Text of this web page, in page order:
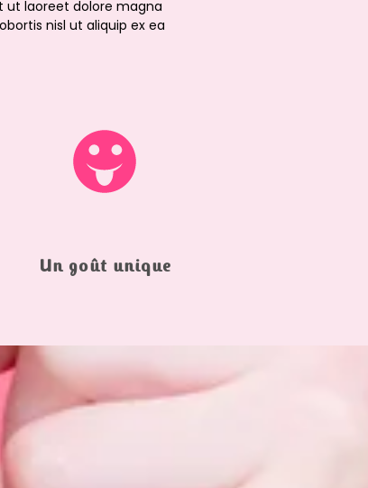
ut laoreet dolore magna
nisl ut aliquip ex ea
Un goût unique